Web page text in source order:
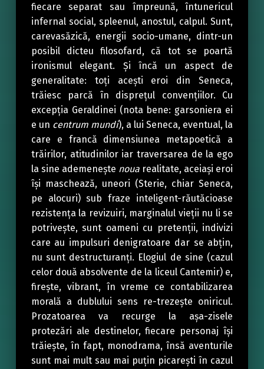
fiecare separat sau împreună, întunericul
infernal social, spleenul, anostul, calpul. Sunt,
carevasăzică, energii socio-umane, dintr-un
posibil dicteu filosofard, că tot se poartă
ironismul elegant. Și încă un aspect de
generalitate: toți acești eroi din Seneca,
trăiesc parcă în disprețul convențiilor. Cu
excepția Geraldinei (nota bene: garsoniera ei
e un centrum mundi), a lui Seneca, eventual, la
care e francă dimensiunea metapoetică a
trăirilor, atitudinilor iar traversarea de la ego
la sine ademenește noua realitate, aceiași eroi
își maschează, uneori (Sterie, chiar Seneca,
pe alocuri) sub fraze inteligent-răutăcioase
rezistența la revizuiri, marginalul vieții nu li se
potrivește, sunt oameni cu pretenții, indivizi
care au impulsuri denigratoare dar se abțin,
nu sunt destructuranți. Elogiul de sine (cazul
celor două absolvente de la liceul Cantemir) e,
firește, vibrant, în vreme ce contabilizarea
morală a dublului sens re-trezește oniricul.
Prozatoarea va recurge la așa-zisele
protezări ale destinelor, fiecare personaj își
trăiește, în fapt, monodrama, însă aventurile
sunt mai mult sau mai puțin picarești în cazul